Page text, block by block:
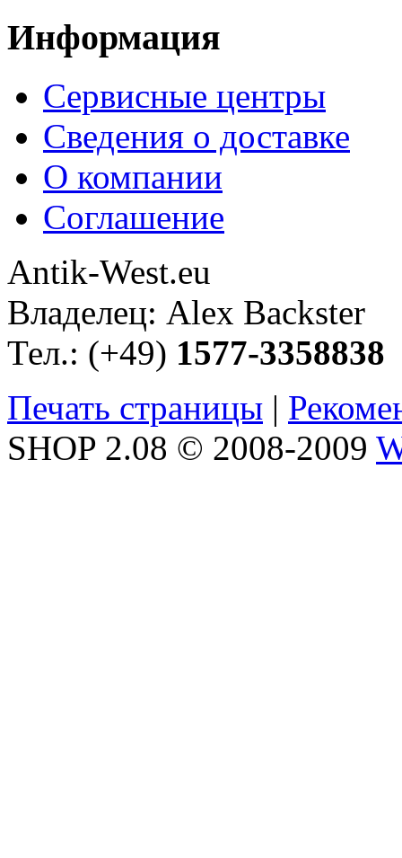
Информация
Сервисные центры
Сведения о доставке
О компании
Соглашение
Antik-West.eu
Владелец: Alex Backster
Тел.: (+49) 1577-3358838
Печать страницы |
SHOP 2.08 © 2008-2009